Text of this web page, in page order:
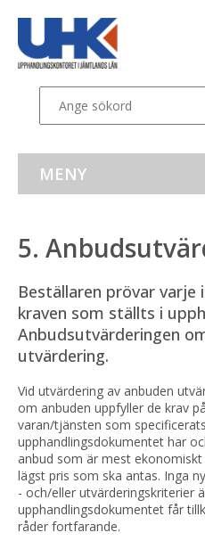
5.
Beställaren prövar
kraven som ställts i
Anbudsutvärderingen
utvärdering.
Vid utvärdering av anbuden
om anbuden uppfyller de krav
varan/tjänsten som
upphandlingsdokumentet har
anbud som är mest
lägst pris som ska antas. Inga
- och/eller utvärderingskriterier
upphandlingsdokumentet får
råder fortfarande.